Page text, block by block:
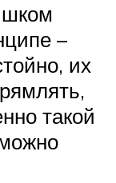
–
их
такой